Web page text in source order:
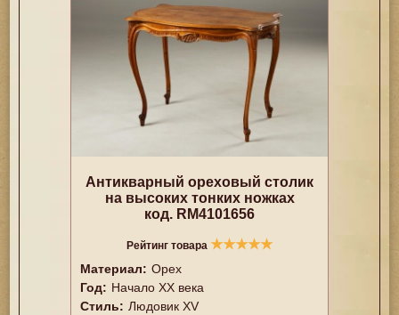
Антикварный ореховый столик
на высоких тонких ножках
код. RM4101656
Рейтинг товара ★★★★★
Материал: Орех
Год: Начало XX века
Стиль: Людовик XV